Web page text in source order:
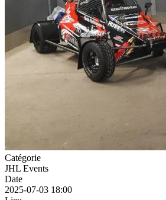
Catégorie
JHL Events
Date
2025-07-03 18:00